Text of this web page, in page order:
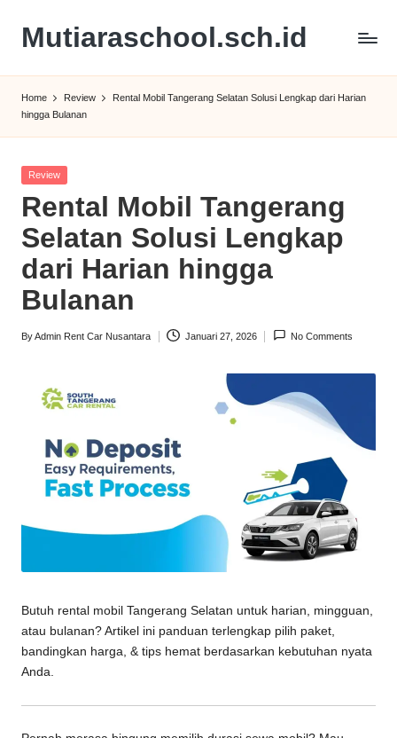
content
Mutiaraschool.sch.id
Terbaik
Home Review
Rental Mobil Tangerang Selatan Solusi Lengkap dari Harian
hingga Bulanan
Posted
Review
Rental Mobil Tangerang
Selatan Solusi Lengkap
dari Harian hingga
Bulanan
Posted
ByAdmin Rent Car Nusantara Januari 27, 2026 No Comments
Butuh rental mobil Tangerang Selatan untuk harian, mingguan,
atau bulanan? Artikel ini panduan terlengkap pilih paket,
bandingkan harga, & tips hemat berdasarkan kebutuhan nyata
Anda.